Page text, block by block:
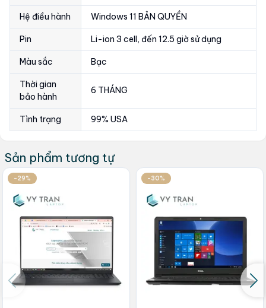
Hệ điều hành Windows 11 BẢN QUYỀN
Pin Li-ion 3 cell, đến 12.5 giờ sử dụng
Màu sắc Bạc
Thời gian
bảo hành
6 THÁNG
Tình trạng 99% USA
Sản phẩm tương tự
-29% -30%